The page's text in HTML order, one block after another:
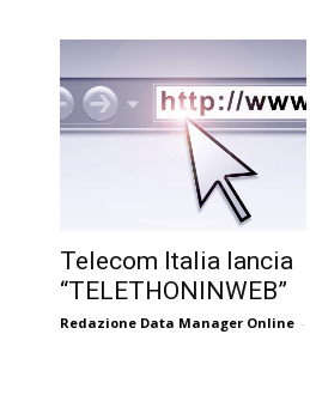
Telecom Italia lancia
“TELETHONINWEB”
Redazione Data Manager Online -